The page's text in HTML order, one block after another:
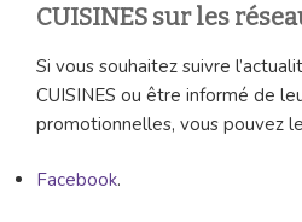
CUISINES sur les
Si vous souhaitez suivre
CUISINES ou être informé de
promotionnelles, vous pouvez
Facebook.